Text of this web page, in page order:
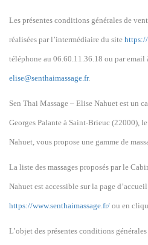
Les présentes conditions générales de
réalisées par l’intermédiaire du site https://
téléphone au 06.60.11.36.18 ou par email
elise@senthaimassage.fr.
Sen Thai Massage – Elise Nahuet est un
Georges Palante à Saint-Brieuc (22000),
Nahuet, vous propose une gamme de
La liste des massages proposés parle
Nahuet est accessible sur la page
https://www.senthaimassage.fr/ ou en
L’objet des présentes conditions